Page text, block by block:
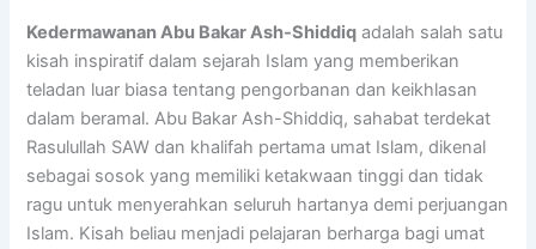
Kedermawanan Abu Bakar Ash-Shiddiq adalah salah satu
kisah inspiratif dalam sejarah Islam yang memberikan
teladan luar biasa tentang pengorbanan dan keikhlasan
dalam beramal. Abu Bakar Ash-Shiddiq, sahabat terdekat
Rasulullah SAW dan khalifah pertama umat Islam, dikenal
sebagai sosok yang memiliki ketakwaan tinggi dan tidak
ragu untuk menyerahkan seluruh hartanya demi perjuangan
Islam. Kisah beliau menjadi pelajaran berharga bagi umat